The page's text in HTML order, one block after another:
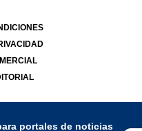
portales de noticias